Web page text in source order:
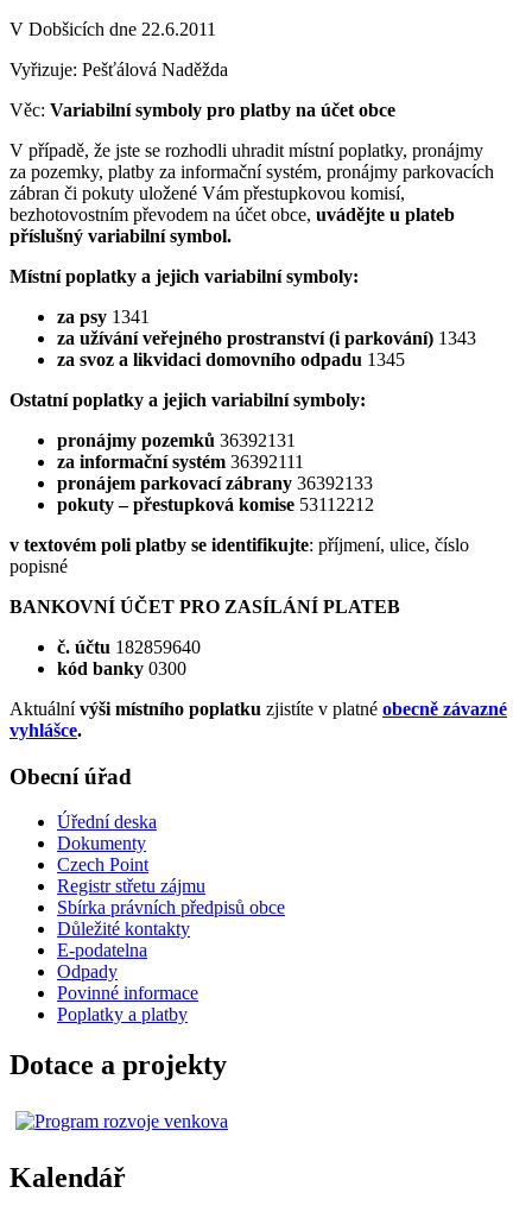
V Dobšicích dne 22.6.2011
Vyřizuje: Pešťálová Naděžda
Věc: Variabilní symboly pro platby na účet obce
V případě, že jste se rozhodli uhradit místní poplatky, pronájmy
za pozemky, platby za informační systém, pronájmy parkovacích
zábran či pokuty uložené Vám přestupkovou komisí,
bezhotovostním převodem na účet obce, uvádějte u plateb
příslušný variabilní symbol.
Místní poplatky a jejich variabilní symboly:
za psy 1341
za užívání veřejného prostranství (i parkování) 1343
za svoz a likvidaci domovního odpadu 1345
Ostatní poplatky a jejich variabilní symboly:
pronájmy pozemků 36392131
za informační systém 36392111
pronájem parkovací zábrany 36392133
pokuty – přestupková komise 53112212
v textovém poli platby se identifikujte: příjmení, ulice, číslo
popisné
BANKOVNÍ ÚČET PRO ZASÍLÁNÍ PLATEB
č. účtu 182859640
kód banky 0300
Aktuálnívýši místního poplatku zjistíte v platné obecně závazné
vyhlášce.
Obecní úřad
Úřední deska
Dokumenty
Czech Point
Registr střetu zájmu
Sbírka právních předpisů obce
Důležité kontakty
E-podatelna
Odpady
Povinné informace
Poplatky a platby
Dotace a projekty
Kalendář